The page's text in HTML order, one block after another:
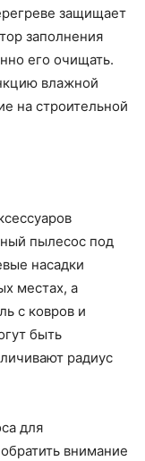
защищает
заполнения
его очищать.
влажной
на строительной
пылесос под
насадки
местах, а
с ковров и
быть
радиус
для
внимание